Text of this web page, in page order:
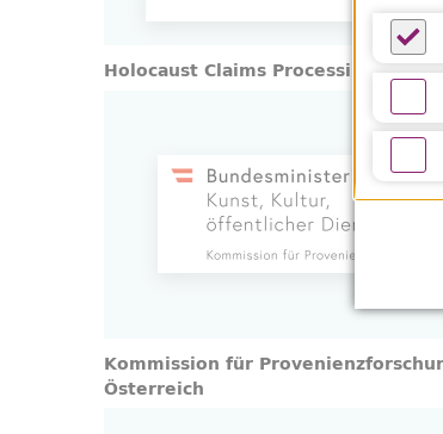
Holocaust Claims Processing Office
Kommission für
Österreich